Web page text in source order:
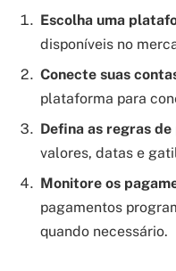
Escolha uma
disponíveis no
Conecte suas
plataforma para
Defina as regras
valores, datas e
Monitore os
pagamentos
quando necessário.